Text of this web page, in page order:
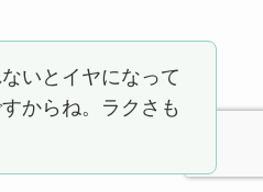
いとイヤになって
からね。ラクさも